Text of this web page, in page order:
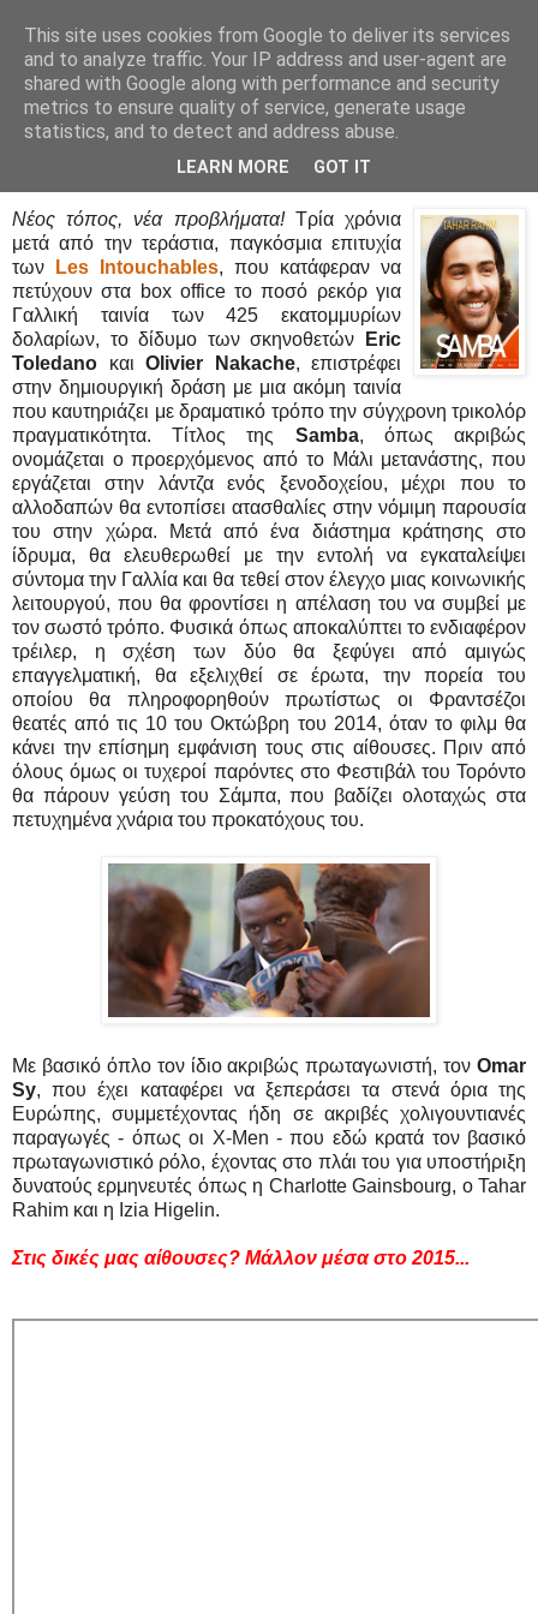
Movies Ltd
29/8/14
Samba - Trailer / Τρέιλερ
Νέος τόπος, νέα προβλήματα! Τρία χρόνια
μετά από την τεράστια, παγκόσμια επιτυχία
των
Les Intouchables, που κατάφεραν να
πετύχουν στα box office το ποσό ρεκόρ για
Γαλλική ταινία των 425 εκατομμυρίων
δολαρίων, το δίδυμο των σκηνοθετών
Eric
Toledano και Olivier Nakache, επιστρέφει
στην δημιουργική δράση με μια ακόμη ταινία
που καυτηριάζει με δραματικό τρόπο την σύγχρονη τρικολόρ
πραγματικότητα. Τίτλος της Samba, όπως ακριβώς
ονομάζεται ο προερχόμενος από το Μάλι μετανάστης, που
εργάζεται στην λάντζα ενός ξενοδοχείου, μέχρι που το
αλλοδαπών θα εντοπίσει ατασθαλίες στην νόμιμη παρουσία
του στην χώρα. Μετά από ένα διάστημα κράτησης στο
ίδρυμα, θα ελευθερωθεί με την εντολή να εγκαταλείψει
σύντομα την Γαλλία και θα τεθεί στον έλεγχο μιας κοινωνικής
λειτουργού, που θα φροντίσει η απέλαση του να συμβεί με
τον σωστό τρόπο. Φυσικά όπως αποκαλύπτει το ενδιαφέρον
τρέιλερ, η σχέση των δύο θα ξεφύγει από αμιγώς
επαγγελματική, θα εξελιχθεί σε έρωτα, την πορεία του
οποίου θα πληροφορηθούν πρωτίστως οι Φραντσέζοι
θεατές από τις 10 του Οκτώβρη του 2014, όταν το φιλμ θα
κάνει την επίσημη εμφάνιση τους στις αίθουσες. Πριν από
όλους όμως οι τυχεροί παρόντες στο Φεστιβάλ του Τορόντο
θα πάρουν γεύση του Σάμπα, που βαδίζει ολοταχώς στα
πετυχημένα χνάρια του προκατόχους του.
Με βασικό όπλο τον ίδιο ακριβώς πρωταγωνιστή, τον Omar
Sy, που έχει καταφέρει να ξεπεράσει τα στενά όρια της
Ευρώπης, συμμετέχοντας ήδη σε ακριβές χολιγουντιανές
παραγωγές - όπως οι X-Men - που εδώ κρατά τον βασικό
πρωταγωνιστικό ρόλο, έχοντας στο πλάι του για υποστήριξη
δυνατούς ερμηνευτές όπως η Charlotte Gainsbourg, ο Tahar
Rahim και η Izia Higelin.
Στις δικές μας αίθουσες? Μάλλον μέσα στο 2015...
This site uses cookies from Google to deliver its services
and to analyze traffic. Your IP address and user-agent are
shared with Google along with performance and security
metrics to ensure quality of service, generate usage
statistics, and to detect and address abuse.
LEARN MORE GOT IT